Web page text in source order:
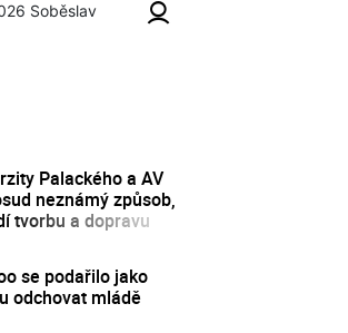
Soběslav
Palackého a AV
neznámý způsob,
tvorbu a dopravu
se podařilo jako
odchovat mládě